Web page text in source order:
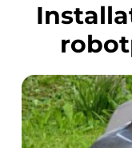
installation af gardena